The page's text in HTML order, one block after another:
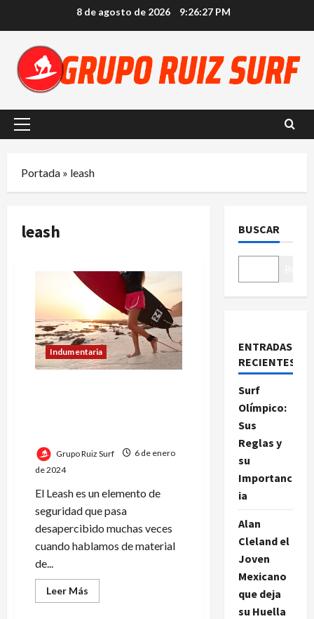
contenido
8 de agosto de 2026 9:26:27 PM
Menú
Portada » leash
leash
Indumentaria
Grupo Ruiz Surf
6 de enero
de 2024
El Leash es un elemento de
seguridad que pasa
desapercibido muchas veces
cuando hablamos de material
de...
Leer Más
más
BUSCAR
ENTRADAS
RECIENTES
Surf
Olímpico:
Sus
Reglas y
su
Importanc
ia
Alan
Cleland el
Joven
Mexicano
que deja
su Huella